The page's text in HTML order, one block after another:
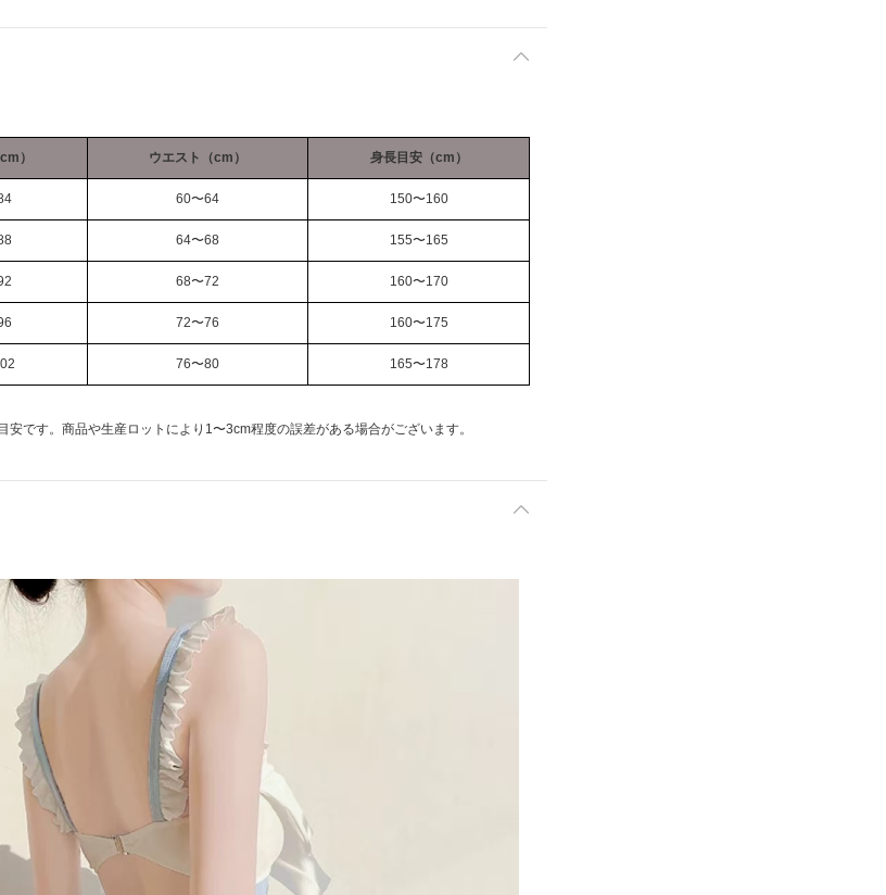
） ウエスト（cm） 身長目安（cm）
60〜64 150〜160
64〜68 155〜165
68〜72 160〜170
72〜76 160〜175
76〜80 165〜178
です。商品や生産ロットにより1〜3cm程度の誤差がある場合がございます。